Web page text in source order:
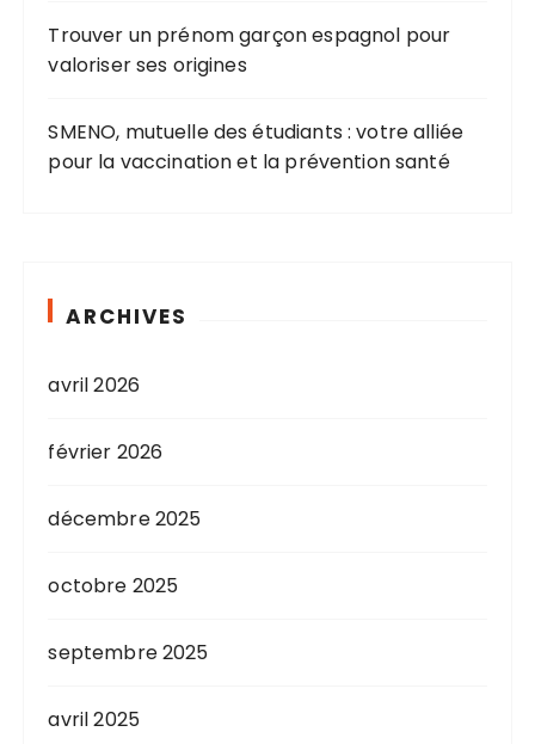
Trouver un prénom garçon espagnol pour
valoriser ses origines
SMENO, mutuelle des étudiants : votre alliée
pour la vaccination et la prévention santé
ARCHIVES
avril 2026
février 2026
décembre 2025
octobre 2025
septembre 2025
avril 2025